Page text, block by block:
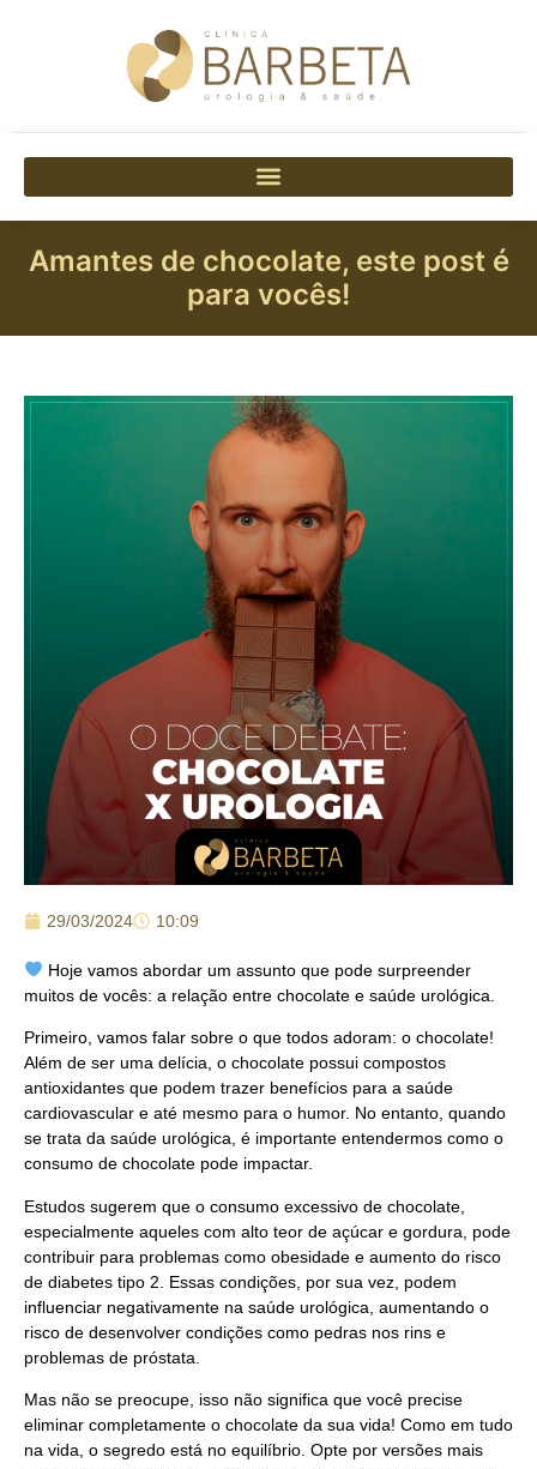
Amantes de chocolate, este post é
para vocês!
29/03/2024 10:09
Hoje vamos abordar um assunto que pode surpreender
muitos de vocês: a relação entre chocolate e saúde urológica.
Primeiro, vamos falar sobre o que todos adoram: o chocolate!
Além de ser uma delícia, o chocolate possui compostos
antioxidantes que podem trazer benefícios para a saúde
cardiovascular e até mesmo para o humor. No entanto, quando
se trata da saúde urológica, é importante entendermos como o
consumo de chocolate pode impactar.
Estudos sugerem que o consumo excessivo de chocolate,
especialmente aqueles com alto teor de açúcar e gordura, pode
contribuir para problemas como obesidade e aumento do risco
de diabetes tipo 2. Essas condições, por sua vez, podem
influenciar negativamente na saúde urológica, aumentando o
risco de desenvolver condições como pedras nos rins e
problemas de próstata.
Mas não se preocupe, isso não significa que você precise
eliminar completamente o chocolate da sua vida! Como em tudo
na vida, o segredo está no equilíbrio. Opte por versões mais